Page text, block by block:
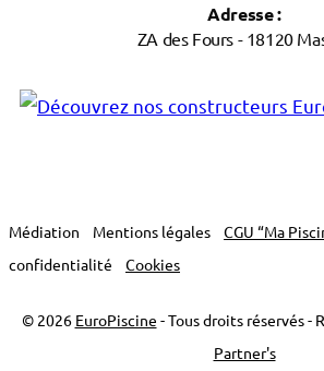
Adresse :
ZA des Fours - 18120
Médiation Mentions légales CGU “Ma
confidentialité
Cookies
© 2026 EuroPiscine - Tous droits réservés -
Partner's